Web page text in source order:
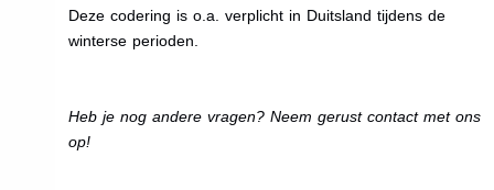
Deze codering is o.a. verplicht in Duitsland tijdens de
winterse perioden.
Heb je nog andere vragen? Neem gerust contact met ons
op!